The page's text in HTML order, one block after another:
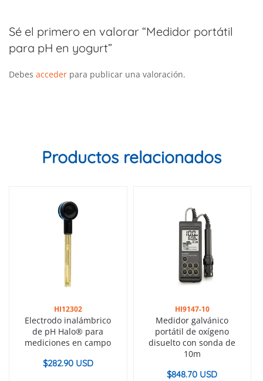
Sé el primero en valorar “Medidor portátil
para pH en yogurt”
Debes acceder para publicar una valoración.
Productos relacionados
HI12302
Electrodo inalámbrico
de pH Halo® para
mediciones en campo
$282.90 USD
HI9147-10
Medidor galvánico
portátil de oxígeno
disuelto con sonda de
10m
$848.70 USD